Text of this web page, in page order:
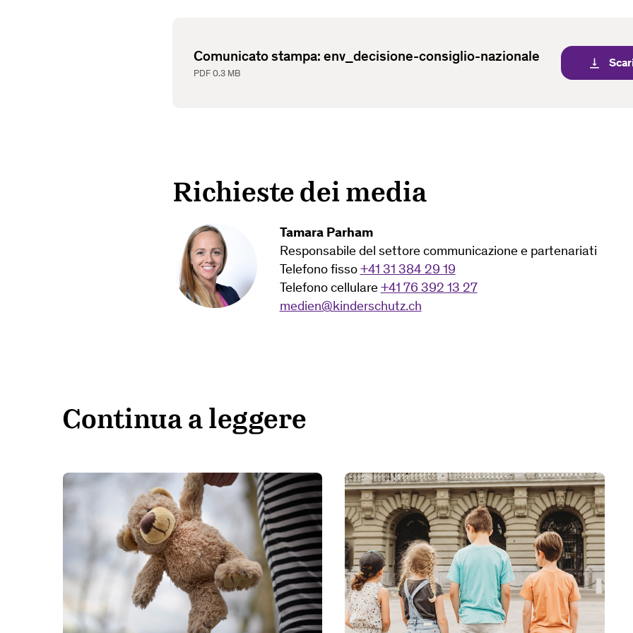
Comunicato stampa: env_decisione-consiglio-nazionale
PDF 0.3 MB
vertical_align_bottom
Richieste dei media
Tamara Parham
Responsabile del settore communicazione e partenariati
Telefono fisso+41 31 384 29 19
Telefono cellulare+41 76 392 13 27
medien@kinderschutz.ch
Continua a leggere